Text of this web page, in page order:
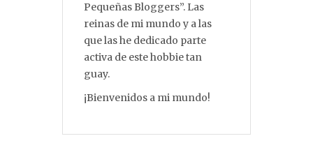
Pequeñas Bloggers”. Las
reinas de mi mundo y a las
que las he dedicado parte
activa de este hobbie tan
guay.
¡Bienvenidos a mi mundo!